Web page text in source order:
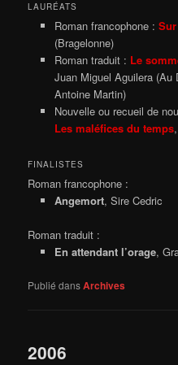
LAURÉATS
Roman francophone :
(Bragelonne)
Roman traduit : Le
Juan Miguel Aguilera (Au
Antoine Martin)
Nouvelle ou recueil de
Les maléfices du temps
FINALISTES
Roman francophone :
Angemort, Sire Cedric
Roman traduit :
En attendant l’orage,
Publié dansArchives
2006